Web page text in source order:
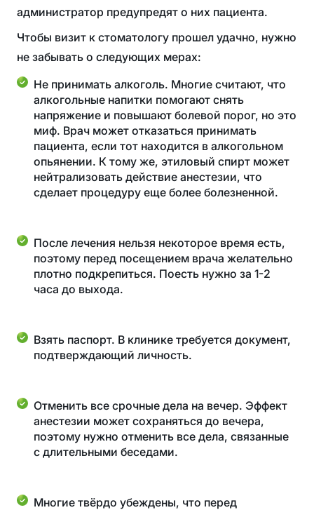
администратор предупредят о них пациента.
Чтобы визит к стоматологу прошел удачно, нужно
не забывать о следующих мерах:
Не принимать алкоголь. Многие считают, что
алкогольные напитки помогают снять
напряжение и повышают болевой порог, но это
миф. Врач может отказаться принимать
пациента, если тот находится в алкогольном
опьянении. К тому же, этиловый спирт может
нейтрализовать действие анестезии, что
сделает процедуру еще более болезненной.
После лечения нельзя некоторое время есть,
поэтому перед посещением врача желательно
плотно подкрепиться. Поесть нужно за 1-2
часа до выхода.
Взять паспорт. В клинике требуется документ,
подтверждающий личность.
Отменить все срочные дела на вечер. Эффект
анестезии может сохраняться до вечера,
поэтому нужно отменить все дела, связанные
с длительными беседами.
Многие твёрдо убеждены, что перед